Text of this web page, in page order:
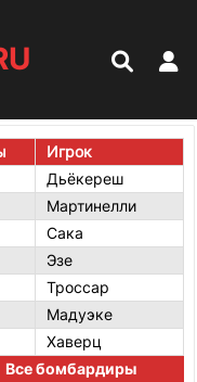
Игрок
Дьёкереш
Мартинелли
Сака
Эзе
Троссар
Мадуэке
Хаверц
Все бомбардиры